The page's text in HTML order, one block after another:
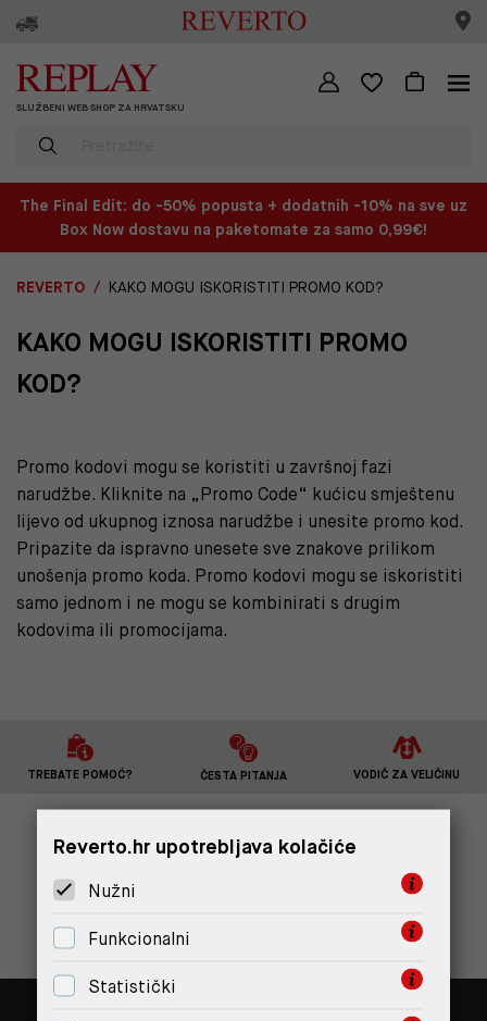
SLUŽBENI WEB SHOP ZA HRVATSKU
The Final Edit: do -50% popusta + dodatnih -10% na sve uz
Box Now dostavu na paketomate za samo 0,99€!
REVERTO KAKO MOGU ISKORISTITI PROMO KOD?
KAKO MOGU ISKORISTITI PROMO
KOD?
Promo kodovi mogu se koristiti u završnoj fazi
narudžbe. Kliknite na „Promo Code“ kućicu smještenu
lijevo od ukupnog iznosa narudžbe i unesite promo kod.
Pripazite da ispravno unesete sve znakove prilikom
unošenja promo koda. Promo kodovi mogu se iskoristiti
samo jednom i ne mogu se kombinirati s drugim
kodovima ili promocijama.
TREBATE POMOĆ? ČESTA PITANJA VODIČ ZA VELIČINU
PRVI SAZNAJTE ZA AKCIJE I PONUDE
Reverto.hr upotrebljava kolačiće
Nužni
Funkcionalni
Statistički